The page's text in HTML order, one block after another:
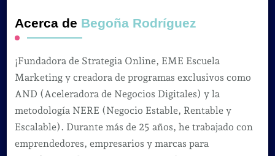
Acerca de Begoña Rodríguez
¡Fundadora de Strategia Online, EME Escuela
Marketing y creadora de programas exclusivos como
AND (Aceleradora de Negocios Digitales) y la
metodología NERE (Negocio Estable, Rentable y
Escalable). Durante más de 25 años, he trabajado con
emprendedores, empresarios y marcas para